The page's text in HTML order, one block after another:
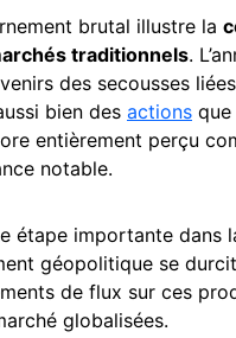
brutal illustre la
traditionnels.
des secousses
bien des actions
entièrement perçu
notable.
étape importante dans
géopolitique se
de flux sur ces
globalisées.